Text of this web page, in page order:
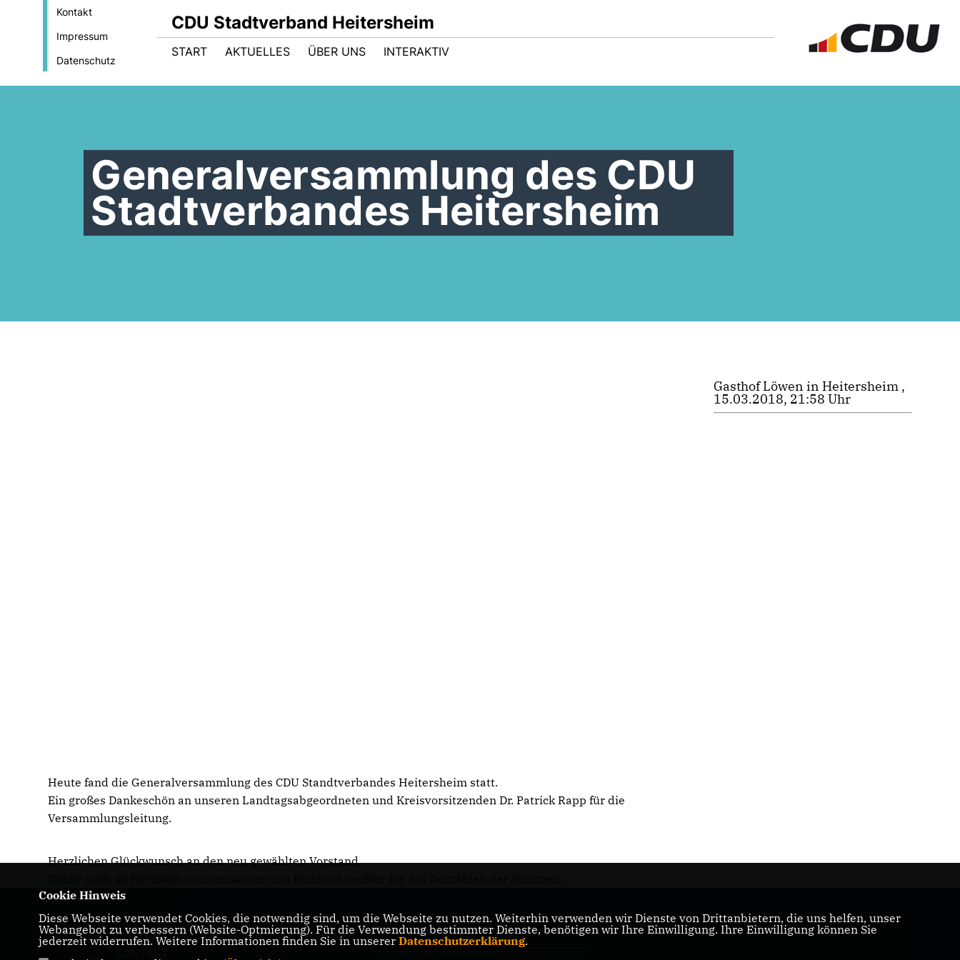
Kontakt
Impressum
Datenschutz
CDU Stadtverband Heitersheim
START AKTUELLES ÜBER UNS INTERAKTIV
Generalversammlung des CDU
Stadtverbandes Heitersheim
Heute fand die Generalversammlung des CDU Standtverbandes Heitersheim statt.
Ein großes Dankeschön an unseren Landtagsabgeordneten und Kreisvorsitzenden Dr. Patrick Rapp für die
Versammlungsleitung.
Herzlichen Glückwunsch an den neu gewählten Vorstand.
Gasthof Löwen in Heitersheim ,
15.03.2018, 21:58 Uhr
IMPRESSUM
DATENSCHUTZ
CDU Baden-Württemberg
Cookie Hinweis
Diese Webseite verwendet Cookies, die notwendig sind, um die Webseite zu nutzen. Weiterhin verwenden wir Dienste von Drittanbietern, die uns helfen, unser
Webangebot zu verbessern (Website-Optmierung). Für die Verwendung bestimmter Dienste, benötigen wir Ihre Einwilligung. Ihre Einwilligung können Sie
jederzeit widerrufen. Weitere Informationen finden Sie in unserer Datenschutzerklärung.